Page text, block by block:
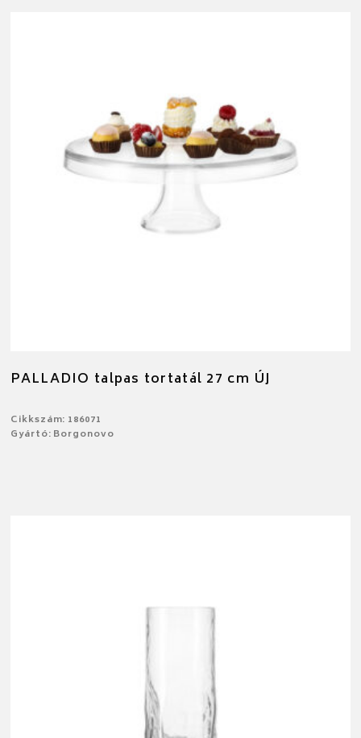
PALLADIO talpas tortatál 27 cm ÚJ
Cikkszám: 186071
Gyártó: Borgonovo